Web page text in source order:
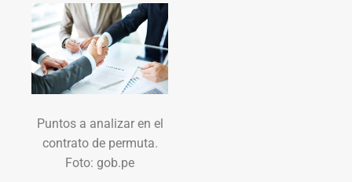
Puntos a analizar en el
contrato de permuta.
Foto: gob.pe